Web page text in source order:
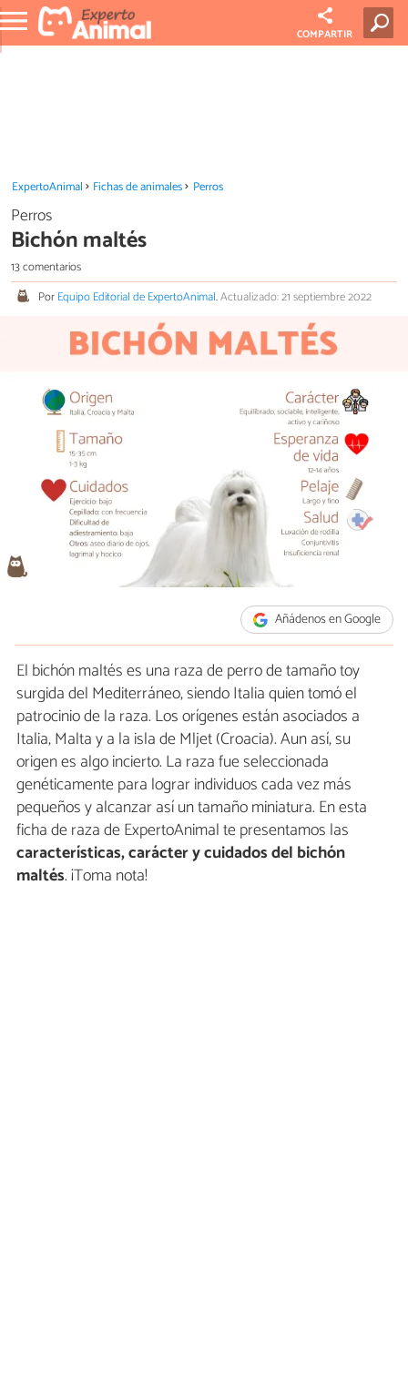
COMPARTIR
ExpertoAnimal Fichas de animales Perros
Perros
Bichón maltés
13 comentarios
PorEquipo Editorial de ExpertoAnimal.Actualizado: 21 septiembre 2022
Añádenos en Google
El bichón maltés es una raza de perro de tamaño toy
surgida del Mediterráneo, siendo Italia quien tomó el
patrocinio de la raza. Los orígenes están asociados a
Italia, Malta y a la isla de Mljet (Croacia). Aun así, su
origen es algo incierto. La raza fue seleccionada
genéticamente para lograr individuos cada vez más
pequeños y alcanzar así un tamaño miniatura. En esta
ficha de raza de ExpertoAnimal te presentamos las
características, carácter y cuidados del bichón
maltés. ¡Toma nota!